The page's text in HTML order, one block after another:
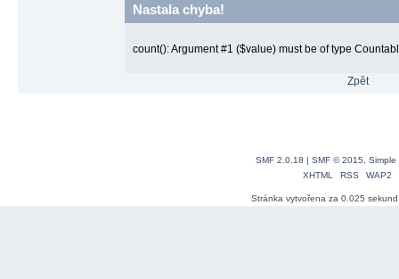
Nastala chyba!
count(): Argument #1 ($value) must be of type
Zpět
SMF 2.0.18 | SMF © 2015
Simple
XHTML
RSS WAP2
Stránka vytvořena za 0.025